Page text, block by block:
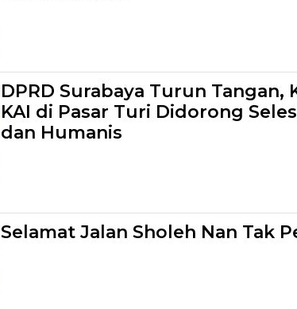
DPRD Surabaya Turun Tangan,
KAI di Pasar Turi Didorong
dan Humanis
Selamat Jalan Sholeh Nan Tak